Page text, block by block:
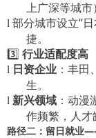
上广深等城市
l 部分城市设立“
捷。
3️⃣ 行业适配度高
l 日资企业 ：丰
生。
l 新兴领域 ：动
作频繁，人才
路径二：留日就业